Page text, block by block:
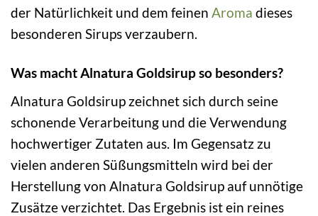
der Natürlichkeit und dem feinen Aroma dieses
besonderen Sirups verzaubern.
Was macht Alnatura Goldsirup so besonders?
Alnatura Goldsirup zeichnet sich durch seine
schonende Verarbeitung und die Verwendung
hochwertiger Zutaten aus. Im Gegensatz zu
vielen anderen Süßungsmitteln wird bei der
Herstellung von Alnatura Goldsirup auf unnötige
Zusätze verzichtet. Das Ergebnis ist ein reines